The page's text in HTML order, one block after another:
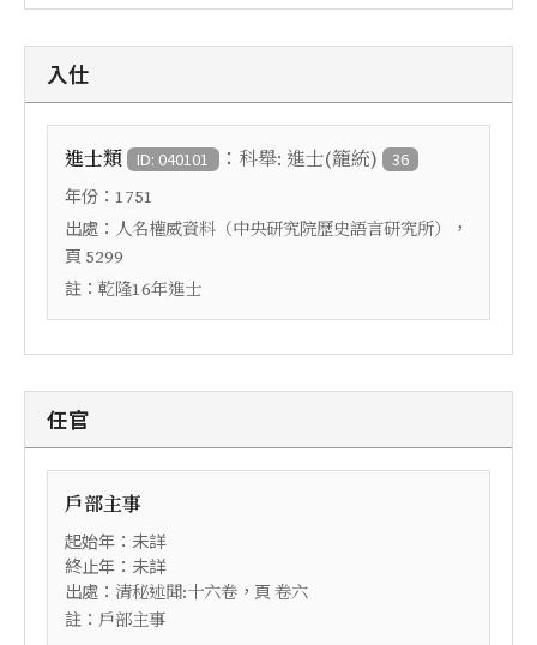
入仕
進士類 ID: 040101 ： 科舉: 進士(籠統) 36
年份： 1751
出處： 人名權威資料（中央研究院歷史語言研究所）
，
頁 5299
註： 乾隆16年進士
任官
戶部主事
起始年：未詳
終止年：未詳
出處： 清秘述聞:十六卷 ，頁 卷六
註： 戶部主事